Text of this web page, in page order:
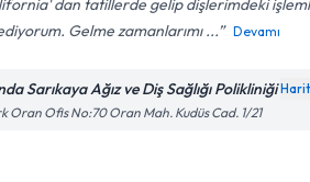
Gelme zamanlarımı ...
Devamı
Sarıkaya Ağız ve Diş Sağlığı Polikliniği
Oran Ofis No:70 Oran Mah. Kudüs Cad. 1/21